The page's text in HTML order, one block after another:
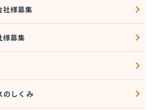
ニス
や商事 本社
ティーピー
ティーピー
アイ東海
社様募集
様募集
のしくみ